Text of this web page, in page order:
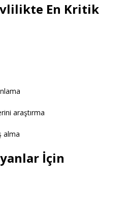
En Kritik
araştırma
alma
İçin